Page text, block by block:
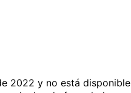
2022 y no está disponible